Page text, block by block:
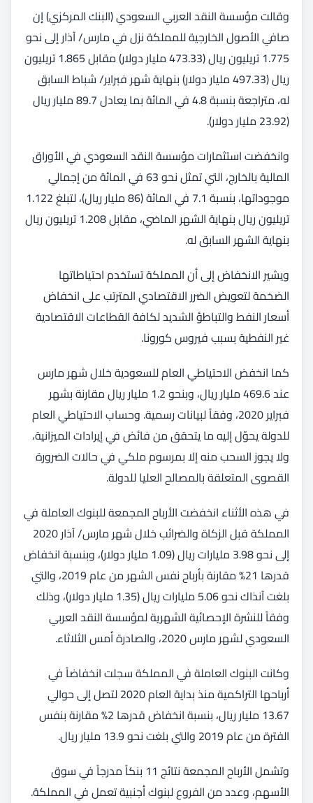
وقالت مؤسسة النقد العربي السعودي (البنك المركزي) إن
صافي الأصول الخارجية للمملكة نزل في مارس/ آذار إلى نحو
1.775 تريليون ريال (473.33 مليار دولار) مقابل 1.865 تريليون
ريال (497.33 مليار دولار) بنهاية شهر فبراير/ شباط السابق
له، متراجعة بنسبة 4.8 في المائة بما يعادل 89.7 مليار ريال
(23.92 مليار دولار).
وانخفضت استثمارات مؤسسة النقد السعودي في الأوراق
المالية بالخارج، التي تمثل نحو 63 في المائة من إجمالي
موجوداتها، بنسبة 7.1 في المائة (86 مليار ريال)، لتبلغ 1.122
تريليون ريال بنهاية الشهر الماضي، مقابل 1.208 تريليون ريال
بنهاية الشهر السابق له.
ويشير الانخفاض إلى أن المملكة تستخدم احتياطاتها
الضخمة لتعويض الضرر الاقتصادي المترتب على انخفاض
أسعار النفط والتباطؤ الشديد لكافة القطاعات الاقتصادية
غير النفطية بسبب فيروس كورونا.
كما انخفض الاحتياطي العام للسعودية خلال شهر مارس
عند 469.6 مليار ريال، وبنحو 1.2 مليار ريال مقارنة بشهر
فبراير 2020، وفقاً لبيانات رسمية. وحساب الاحتياطي العام
للدولة يحوّل إليه ما يتحقق من فائض في إيرادات الميزانية،
ولا يجوز السحب منه إلا بمرسوم ملكي في حالات الضرورة
القصوى المتعلقة بالمصالح العليا للدولة.
في هذه الأثناء انخفضت الأرباح المجمعة للبنوك العاملة في
المملكة قبل الزكاة والضرائب خلال شهر مارس/ آذار 2020
إلى نحو 3.98 مليارات ريال (1.09 مليار دولار)، وبنسبة انخفاض
قدرها 21% مقارنة بأرباح نفس الشهر من عام 2019، والتي
بلغت آنذاك نحو 5.06 مليارات ريال (1.35 مليار دولار)، وذلك
وفقاً للنشرة الإحصائية الشهرية لمؤسسة النقد العربي
السعودي لشهر مارس 2020، والصادرة أمس الثلاثاء.
وكانت البنوك العاملة في المملكة سجلت انخفاضاً في
أرباحها التراكمية منذ بداية العام 2020 لتصل إلى حوالي
13.67 مليار ريال، بنسبة انخفاض قدرها 2% مقارنة بنفس
الفترة من عام 2019 والتي بلغت نحو 13.9 مليار ريال.
وتشمل الأرباح المجمعة نتائج 11 بنكاً مدرجاً في سوق
الأسهم، وعدد من الفروع لبنوك أجنبية تعمل في المملكة.